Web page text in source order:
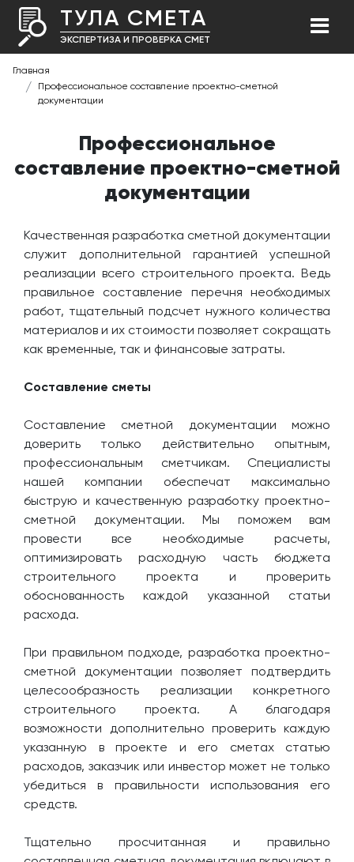
ТУЛА СМЕТА
ЭКСПЕРТИЗА И ПРОВЕРКА СМЕТ
Главная
Профессиональное составление проектно-сметной
документации
Профессиональное
составление проектно-сметной
документации
Качественная разработка сметной документации
служит дополнительной гарантией успешной
реализации всего строительного проекта. Ведь
правильное составление перечня необходимых
работ, тщательный подсчет нужного количества
материалов и их стоимости позволяет сокращать
как временные, так и финансовые затраты.
Составление сметы
Составление сметной документации можно
доверить только действительно опытным,
профессиональным сметчикам. Специалисты
нашей компании обеспечат максимально
быструю и качественную разработку проектно-
сметной документации. Мы поможем вам
провести все необходимые расчеты,
оптимизировать расходную часть бюджета
строительного проекта и проверить
обоснованность каждой указанной статьи
расхода.
При правильном подходе, разработка проектно-
сметной документации позволяет подтвердить
целесообразность реализации конкретного
строительного проекта. А благодаря
возможности дополнительно проверить каждую
указанную в проекте и его сметах статью
расходов, заказчик или инвестор может не только
убедиться в правильности использования его
средств.
Тщательно просчитанная и правильно